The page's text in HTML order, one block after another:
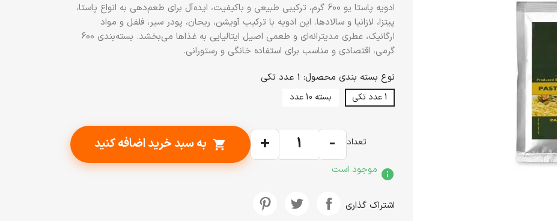
ادویه پاستا یو 600 گرم، ترکیبی طبیعی و باکیفیت، ایده‌آل برای طعم‌دهی به انواع پاستا،
پیتزا، لازانیا و سالادها. این ادویه با ترکیب آویشن، ریحان، پودر سیر، فلفل و مواد
ارگانیک، عطری مدیترانه‌ای و طعمی اصیل ایتالیایی به غذاها می‌بخشد. بسته‌بندی 600
گرمی، اقتصادی و مناسب برای استفاده خانگی و رستورانی.
نوع بسته بندی محصول: 1 عدد تکی
1 عدد تکی بسته 10 عدد
تعداد -
+
shopping_cart به سبد خرید اضافه کنید
info موجود است
اشتراک گذاری